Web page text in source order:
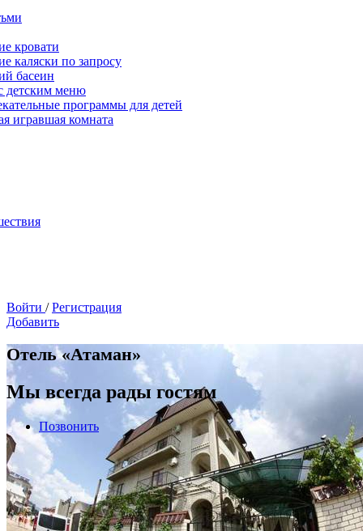
кровати
каляски по запросу
басеин
детским меню
программы для детей
игравшая комната
Войти / Регистрация
Добавить
Отель «Атаман»
Мы всегда рады гостям
Позвонить